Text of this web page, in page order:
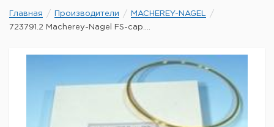
Главная Производители
MACHEREY-NAGEL
723791.2 Macherey-Nagel FS-cap....